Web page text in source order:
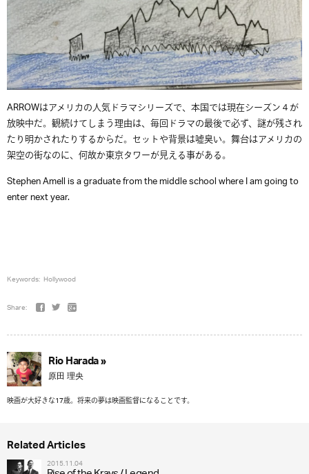
ARROWはアメリカの人気ドラマシリーズで、本国では現在シーズン４が
放映中だ。観続けてしまう理由は、毎回ドラマの最後で必ず、謎が残され
たり明かされたりするからだ。セットや背景は嘘臭い。舞台はアメリカの
架空の街なのに、何故か東京タワーが見える事がある。
Stephen Amell is a graduate from the middle school where I am going to
enter next year.
Keywords: Hollywood
Share:
Rio Harada »
原田 理央
映画が大好きな17歳。将来の夢は映画監督になることです。
Related Articles
2015.11.04